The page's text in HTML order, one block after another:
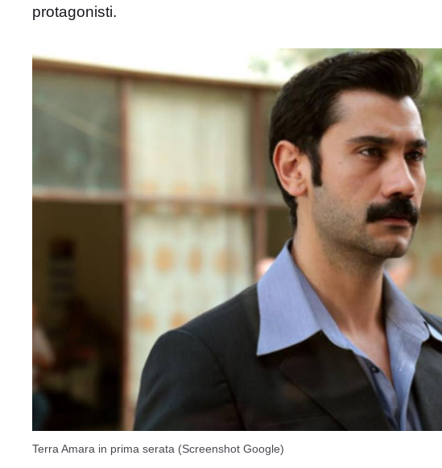
protagonisti.
Terra Amara in prima serata (Screenshot Google)